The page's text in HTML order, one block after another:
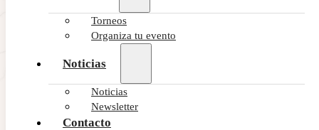
Torneos
Organiza tu evento
Noticias
Noticias
Newsletter
Contacto